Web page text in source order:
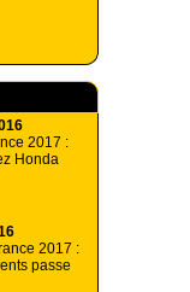
2017 :
Honda
2017 :
passe